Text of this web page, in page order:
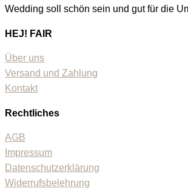
Wedding soll schön sein und gut für die
HEJ! FAIR
Über uns
Versand und Zahlung
Kontakt
Rechtliches
AGB
Impressum
Datenschutzerklärung
Widerrufsbelehrung